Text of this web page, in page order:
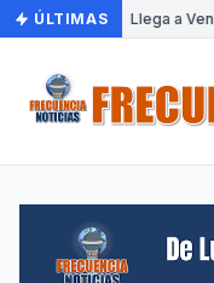
ÚLTIMAS• Llega a